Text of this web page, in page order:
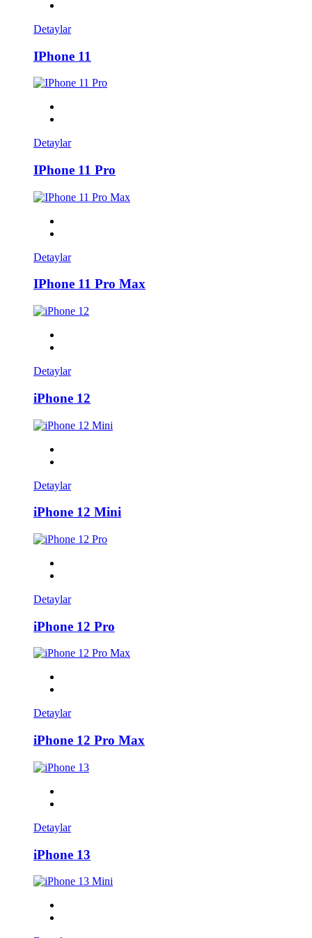
Detaylar
IPhone 11
Detaylar
IPhone 11 Pro
Detaylar
IPhone 11 Pro Max
Detaylar
iPhone 12
Detaylar
iPhone 12 Mini
Detaylar
iPhone 12 Pro
Detaylar
iPhone 12 Pro Max
Detaylar
iPhone 13